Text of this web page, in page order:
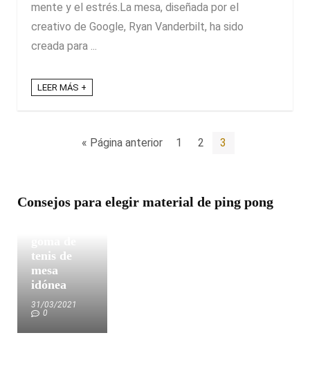
mente y el estrés.La mesa, diseñada por el
creativo de Google, Ryan Vanderbilt, ha sido
creada para ...
LEER MÁS +
« Página anterior 1 2 3
Consejos para elegir material de ping pong
Cómo
tenis de
mesa
idónea
31/03/2021
0